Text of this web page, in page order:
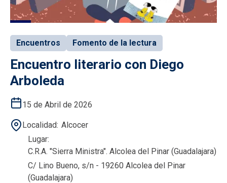
Encuentros Fomento de la lectura
Encuentro literario con Diego
Arboleda
15 de Abril de 2026
Localidad Alcocer
Lugar
C.R.A. "Sierra Ministra". Alcolea del Pinar (Guadalajara)
C/ Lino Bueno, s/n - 19260 Alcolea del Pinar
(Guadalajara)